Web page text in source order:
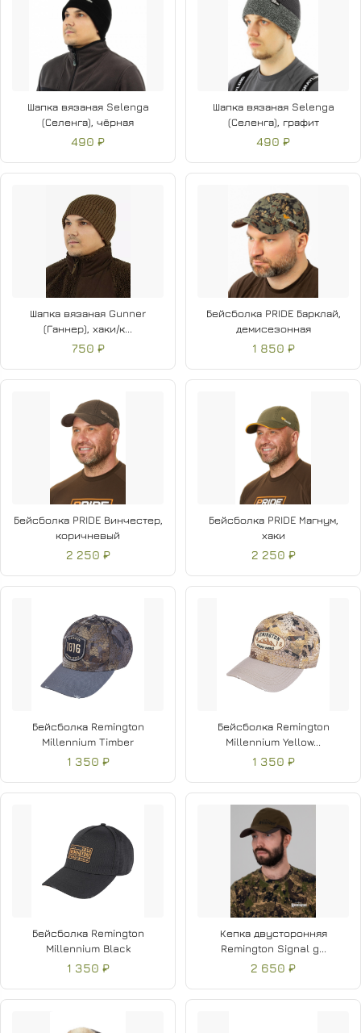
Шапка вязаная Selenga
(Селенга), чёрная
490 ₽
Шапка вязаная Selenga
(Селенга), графит
490 ₽
Шапка вязаная Gunner
(Ганнер), хаки/к...
750 ₽
Бейсболка PRIDE Барклай,
демисезонная
1 850 ₽
Бейсболка PRIDE Винчестер,
коричневый
2 250 ₽
Бейсболка PRIDE Магнум,
хаки
2 250 ₽
Бейсболка Remington
Millennium Timber
1 350 ₽
Бейсболка Remington
Millennium Yellow...
1 350 ₽
Бейсболка Remington
Millennium Black
1 350 ₽
Кепка двусторонняя
Remington Signal g...
2 650 ₽